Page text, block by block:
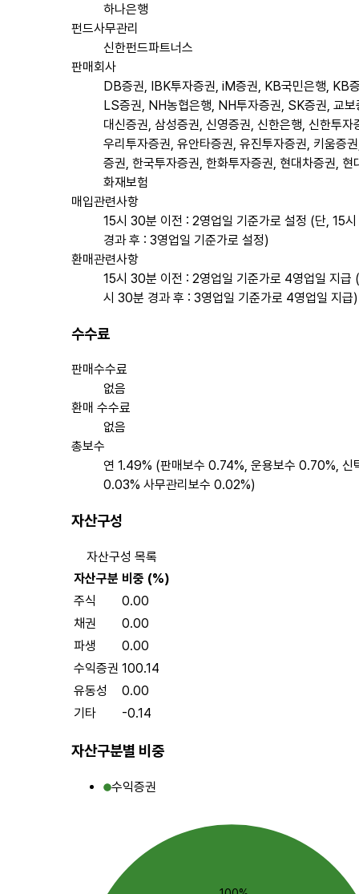
하나은행
펀드사무관리
신한펀드파트너스
판매회사
DB증권, IBK투자증권, iM증권, KB국민은행, KB
LS증권, NH농협은행, NH투자증권, SK증권, 교보
대신증권, 삼성증권, 신영증권, 신한은행, 신한투자
우리투자증권, 유안타증권, 유진투자증권, 키움증
증권, 한국투자증권, 한화투자증권, 현대차증권, 현
화재보험
매입관련사항
15시 30분 이전 : 2영업일 기준가로 설정 (단, 15
경과 후 : 3영업일 기준가로 설정)
환매관련사항
15시 30분 이전 : 2영업일 기준가로 4영업일 지급
시 30분 경과 후 : 3영업일 기준가로 4영업일 지급)
수수료
판매수수료
없음
환매 수수료
없음
총보수
연 1.49% (판매보수 0.74%, 운용보수 0.70%, 신
0.03% 사무관리보수 0.02%)
자산구성
자산구성 목록
자산구분 비중 (%)
주식
0.00
채권
0.00
파생
0.00
수익증권 100.14
유동성
0.00
기타
-0.14
자산구분별 비중
수익증권